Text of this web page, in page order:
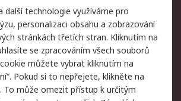
Obchodní podmínky
společnosti RS
Zabezpečení
elektronické pošty
Zásady ochrany
další technologie využíváme pro
personalizaci obsahu a zobrazování
stránkách třetích stran. Kliknutím na
se zpracováním všech souborů
můžete vybrat kliknutím na
Pokud si to nepřejete, klikněte na
To může omezit přístup k určitým